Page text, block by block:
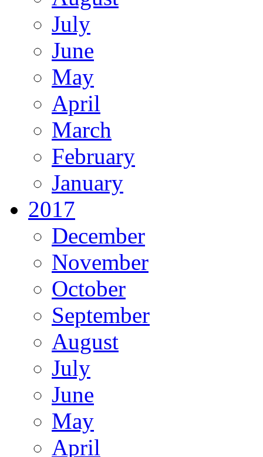
July
June
May
April
March
February
January
2017
December
November
October
September
August
July
June
May
April